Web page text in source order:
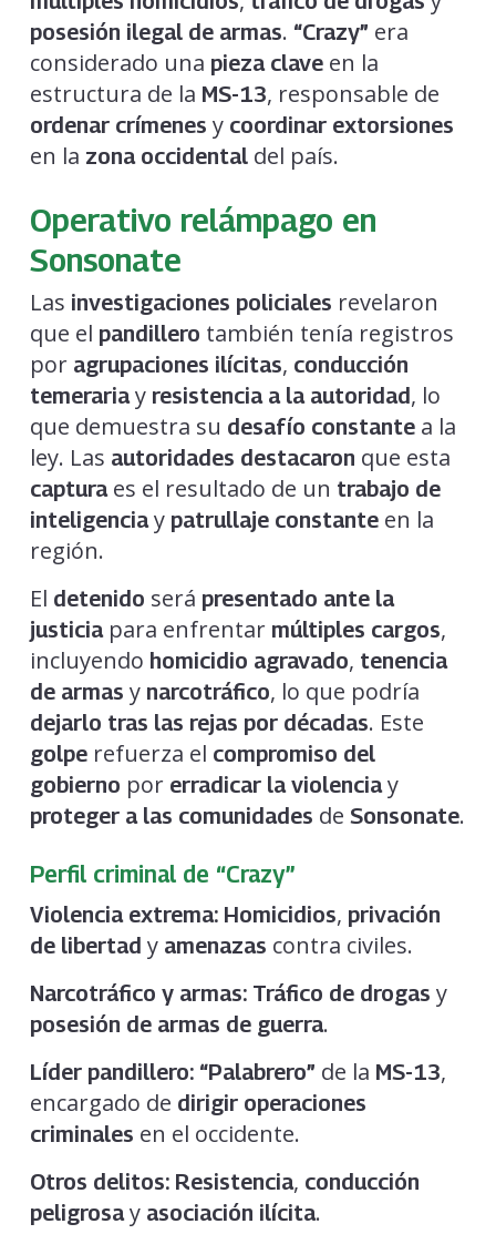
posesión ilegal de armas. “Crazy” era
considerado una pieza claveen la
estructura de la MS-13, responsable de
ordenar crímenes y coordinar extorsiones
en la zona occidentaldel país.
Operativo relámpago en
Sonsonate
Las investigaciones policiales revelaron
que el pandillero también tenía registros
por agrupaciones ilícitas, conducción
temerariay resistencia a la autoridad, lo
que demuestra su desafío constantea la
ley. Las autoridades destacaron que esta
capturaes el resultado de un trabajo de
inteligenciay patrullaje constanteen la
región.
El detenido será presentado ante la
justiciapara enfrentar múltiples cargos,
incluyendo homicidio agravado, tenencia
de armas y narcotráfico, lo que podría
dejarlo tras las rejas por décadas. Este
golperefuerza el compromiso del
gobierno por erradicar la violenciay
proteger a las comunidades de Sonsonate.
Perfil criminal de “Crazy”
Violencia extrema: Homicidios, privación
de libertad y amenazas contra civiles.
Narcotráfico y armas: Tráfico de drogas y
posesión de armas de guerra.
Líder pandillero: “Palabrero” de la MS-13,
encargado de dirigir operaciones
criminales en el occidente.
Otros delitos: Resistencia, conducción
peligrosay asociación ilícita.